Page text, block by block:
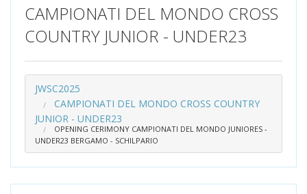
CAMPIONATI DEL MONDO CROSS
COUNTRY JUNIOR - UNDER23
JWSC2025
CAMPIONATI DEL MONDO CROSS COUNTRY
JUNIOR - UNDER23
OPENING CERIMONY CAMPIONATI DEL MONDO JUNIORES -
UNDER23 BERGAMO - SCHILPARIO